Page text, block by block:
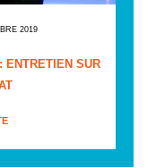
2019
ENTRETIEN SUR